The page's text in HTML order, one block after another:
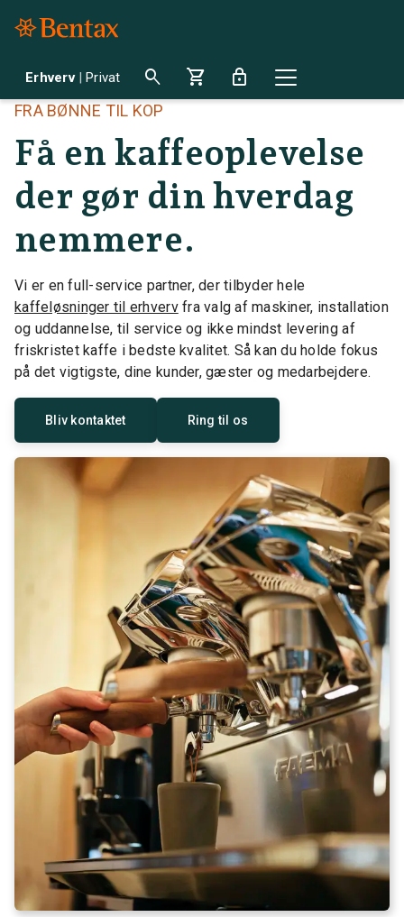
Erhverv | Privat search shopping_cart lock
FRA BØNNE TIL KOP
Få en kaffeoplevelse
der gør din hverdag
nemmere.
Vi er en full-service partner, der tilbyder hele
kaffeløsninger til erhvervfra valg af maskiner, installation
og uddannelse, til service og ikke mindst levering af
friskristet kaffe i bedste kvalitet. Så kan du holde fokus
på det vigtigste, dine kunder, gæster og medarbejdere.
Bliv kontaktet Ring til os